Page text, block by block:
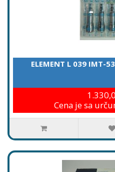
ELEMENT L 039 IMT-
Cena je sa